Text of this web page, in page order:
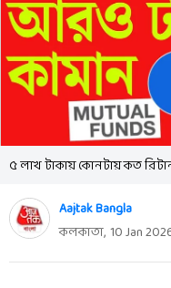
৫ লাখ টাকায় কোনটায় কত
Aajtak Bangla
কলকাতা, 10 Jan